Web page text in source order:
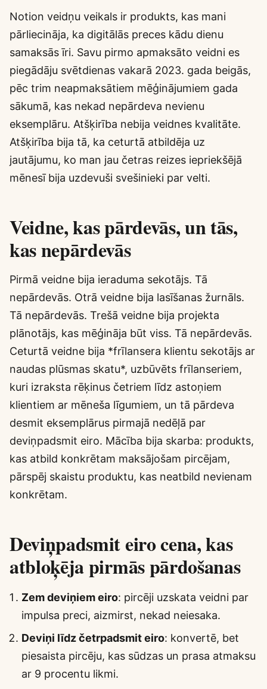
Notion veidņu veikals ir produkts, kas mani
pārliecināja, ka digitālās preces kādu dienu
samaksās īri. Savu pirmo apmaksāto veidni es
piegādāju svētdienas vakarā 2023. gada beigās,
pēc trim neapmaksātiem mēģinājumiem gada
sākumā, kas nekad nepārdeva nevienu
eksemplāru. Atšķirība nebija veidnes kvalitāte.
Atšķirība bija tā, ka ceturtā atbildēja uz
jautājumu, ko man jau četras reizes iepriekšējā
mēnesī bija uzdevuši svešinieki par velti.
Veidne, kas pārdevās, un tās,
kas nepārdevās
Pirmā veidne bija ieraduma sekotājs. Tā
nepārdevās. Otrā veidne bija lasīšanas žurnāls.
Tā nepārdevās. Trešā veidne bija projekta
plānotājs, kas mēģināja būt viss. Tā nepārdevās.
Ceturtā veidne bija *frīlansera klientu sekotājs ar
naudas plūsmas skatu*, uzbūvēts frīlanseriem,
kuri izraksta rēķinus četriem līdz astoņiem
klientiem ar mēneša līgumiem, un tā pārdeva
desmit eksemplārus pirmajā nedēļā par
deviņpadsmit eiro. Mācība bija skarba: produkts,
kas atbild konkrētam maksājošam pircējam,
pārspēj skaistu produktu, kas neatbild nevienam
konkrētam.
Deviņpadsmit eiro cena, kas
atbloķēja pirmās pārdošanas
Zem deviņiem eiro: pircēji uzskata veidni par
impulsa preci, aizmirst, nekad neiesaka.
Deviņi līdz četrpadsmit eiro: konvertē, bet
piesaista pircēju, kas sūdzas un prasa atmaksu
ar 9 procentu likmi.